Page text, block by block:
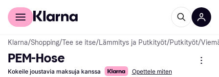
Kuluttajille
Klarna/Shopping/Tee se itse/Lämmitys ja Putkityöt/Putkityöt/
PEM-Hose
Kokeile joustavia maksuja kanssa Opettele miten